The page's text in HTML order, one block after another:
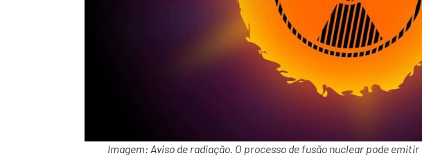
Imagem: Aviso de radiação. O processo de fusão nuclear pode